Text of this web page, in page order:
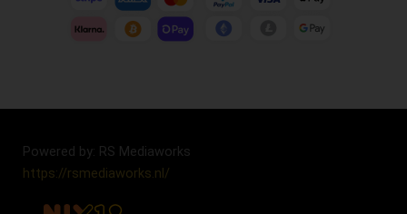
Powered by: RS Mediaworks
https://rsmediaworks.nl/